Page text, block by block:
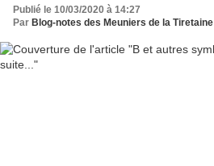
Publié le 10/03/2020 à 14:27
Par Blog-notes des Meuniers de la Tiretaine